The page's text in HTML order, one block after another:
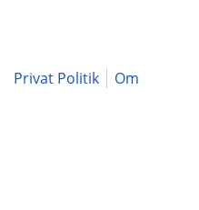
Privat Politik Om